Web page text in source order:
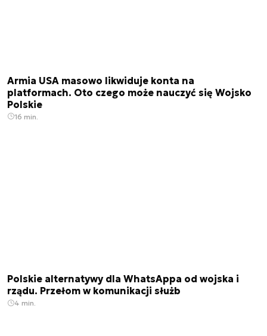
Armia USA masowo likwiduje konta na
platformach. Oto czego może nauczyć się Wojsko
Polskie
16 min.
Polskie alternatywy dla WhatsAppa od wojska i
rządu. Przełom w komunikacji służb
4 min.